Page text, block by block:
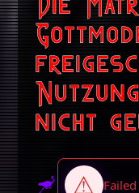
nicht